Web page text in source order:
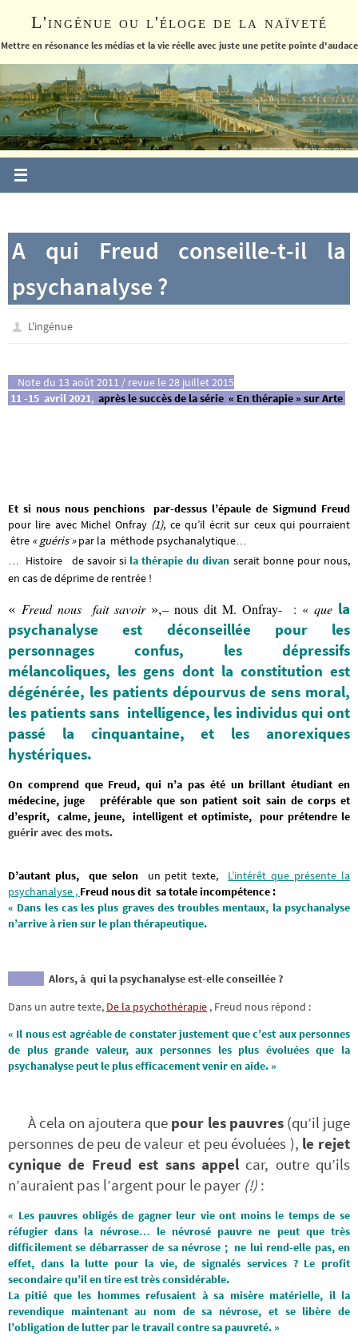
le
L'ingénue ou l'éloge de la naïveté
Mettre en résonance les médias et la vie réelle avec juste une petite pointe d'audace
A qui Freud conseille-t-il la
psychanalyse ?
L'ingénue
Note du 13 août 2011 / revue le 28 juillet 2015
11 -15 avril 2021, après le succès de la série « En thérapie » sur Arte
Et si nous nous penchions par-dessus l’épaule de Sigmund Freud
pour lire avec Michel Onfray (1), ce qu’il écrit sur ceux qui pourraient
être « guéris »par la méthode psychanalytique…
… Histoire
de savoir sila thérapie du divan serait bonne pour nous,
en cas de déprime de rentrée !
« Freud nous fait savoir »,– nous dit M. Onfray- : «que la
psychanalyse est
déconseillée
pour les
personnages confus, les dépressifs
mélancoliques, les gens dont la constitution est
dégénérée, les patients dépourvus de sens moral,
les patients sans intelligence, les individus qui ont
passé la cinquantaine, et les anorexiques
hystériques.
On comprend que Freud, qui n’a pas été un brillant étudiant en
médecine, juge préférable que son patient soit sain de corps et
d’esprit, calme, jeune, intelligent et optimiste, pour prétendre le
guérir avec des mots.
D’autant plus, que selon un petit texte, L’intérêt que présente la
psychanalyse , Freud nous dit sa totale incompétence :
« Dans les cas les plus graves des troubles mentaux, la psychanalyse
n’arrive à rien sur le plan thérapeutique.
Alors, à qui la psychanalyse est-elle conseillée ?
Dans un autre texte, De la psychothérapie , Freud nous répond :
« Il nous est agréable de constater justement que c’est aux personnes
de plus grande valeur, aux personnes les plus évoluées que la
psychanalyse peut le plus efficacement venir en aide. »
À cela on ajoutera que pour les pauvres (qu’il juge
personnes de peu de valeur et peu évoluées ), le rejet
cynique de Freud est sans appel car, outre qu’ils
n’auraient pas l’argent pour le payer (!) :
« Les pauvres obligés de gagner leur vie ont moins le temps de se
réfugier dans la névrose… le névrosé pauvre ne peut que très
difficilement se débarrasser de sa névrose ; ne lui rend-elle pas, en
effet, dans la lutte pour la vie, de signalés services ? Le profit
secondaire qu’il en tire est très considérable.
La pitié que les hommes refusaient à sa misère matérielle, il la
revendique maintenant au nom de sa névrose, et se libère de
l’obligation de lutter par le travail contre sa pauvreté. »